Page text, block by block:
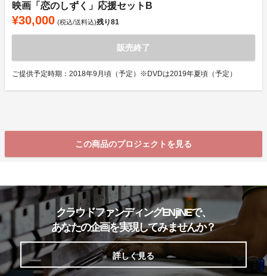
映画「恋のしずく」応援セットB
¥30,000 (税込/送料込)残り81
販売終了
ご提供予定時期：2018年9月頃（予定）※DVDは2019年夏頃（予定）
この商品のプロジェクトを見る
クラウドファンディングENjiNEで、
あなたの企画を実現してみませんか？
詳しく見る